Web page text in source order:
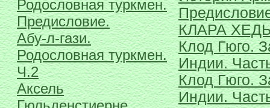
Родословная туркмен.
Предисловие.
Абу-л-гази.
Родословная туркмен.
Ч.2
Аксель
КЛАРА
Клод Гюго.
Индии.
Клод Гюго.
Индии.